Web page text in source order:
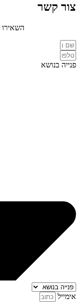
צור קשר
השאירו
פנייה בנושא
אימייל